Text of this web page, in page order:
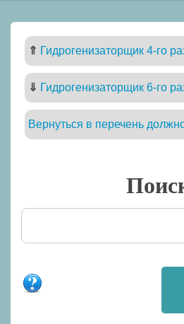
⇑ Гидрогенизаторщик 4-го
⇓ Гидрогенизаторщик 6-го
Вернуться в перечень